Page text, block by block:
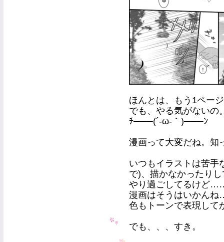
ほんとは、もう1ペー
でも、やる気がないの
ﾁ───(´-ω-｀)───ﾝ
漫画って大変だね。知
いつもイラストは苦手
で)、描かなかったりし
やり過ごしてるけど
漫画はそうはいかん
色もトーンで表現し
でも、、、すき。